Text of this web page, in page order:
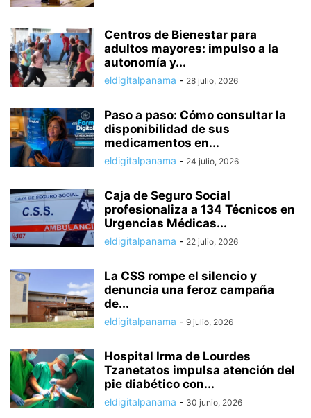
Centros de Bienestar para
adultos mayores: impulso a la
autonomía y...
eldigitalpanama - 28 julio, 2026
Paso a paso: Cómo consultar la
disponibilidad de sus
medicamentos en...
eldigitalpanama - 24 julio, 2026
Caja de Seguro Social
profesionaliza a 134 Técnicos en
Urgencias Médicas...
eldigitalpanama - 22 julio, 2026
La CSS rompe el silencio y
denuncia una feroz campaña
de...
eldigitalpanama - 9 julio, 2026
Hospital Irma de Lourdes
Tzanetatos impulsa atención del
pie diabético con...
eldigitalpanama - 30 junio, 2026